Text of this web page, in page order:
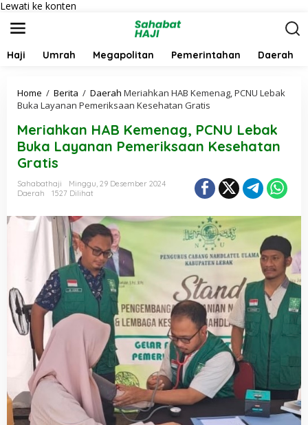
Lewati ke konten
Haji Umrah Megapolitan Pemerintahan Daerah
Home / Berita / Daerah Meriahkan HAB Kemenag, PCNU Lebak
Buka Layanan Pemeriksaan Kesehatan Gratis
Meriahkan HAB Kemenag, PCNU Lebak
Buka Layanan Pemeriksaan Kesehatan
Gratis
Sahabathaji
Minggu, 29 Desember 2024
Daerah
1527 Dilihat